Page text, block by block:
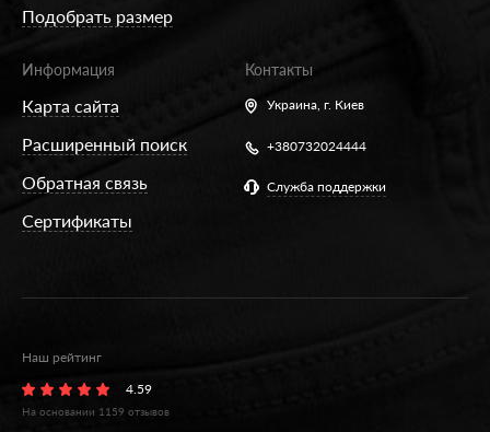
Подобрать размер
Информация
Карта сайта
Расширенный поиск
Обратная связь
Сертификаты
Контакты
Украина, г. Киев
+380732024444
Служба поддержки
Наш рейтинг
4.59
На основании 1159 отзывов